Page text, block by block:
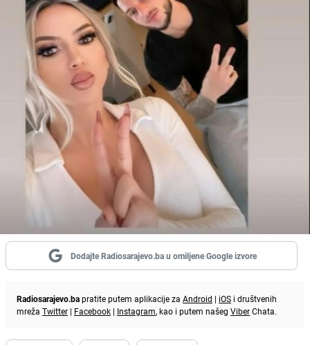
Dodajte Radiosarajevo.ba u omiljene Google izvore
Radiosarajevo.bapratite putem aplikacije za Android | iOS i društvenih
mreža Twitter | Facebook | Instagram, kao i putem našeg ViberChata.